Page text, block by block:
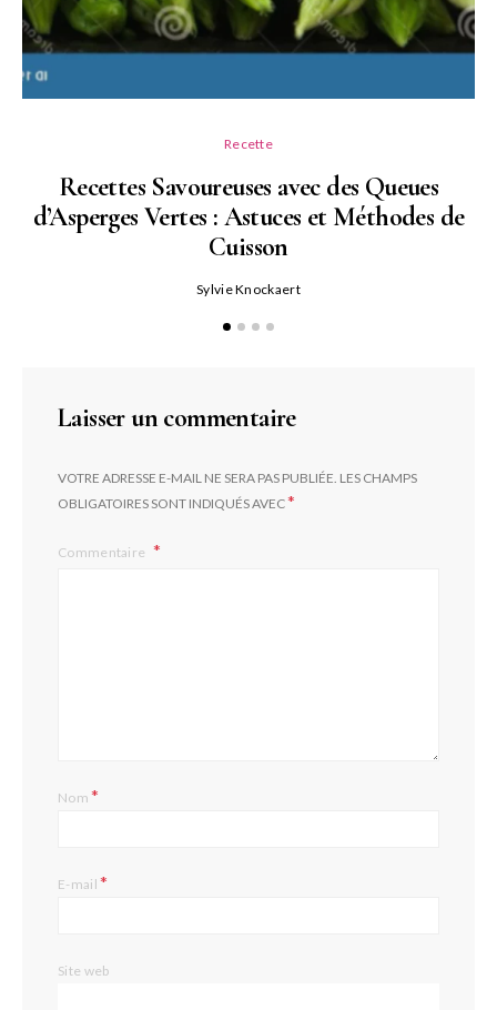
Recette
Recettes Savoureuses avec des Queues
d’Asperges Vertes : Astuces et Méthodes de
Cuisson
Sylvie Knockaert
Laisser un commentaire
VOTRE ADRESSE E-MAIL NE SERA PAS PUBLIÉE. LES CHAMPS
OBLIGATOIRES SONT INDIQUÉS AVEC*
Commentaire
Nom*
E-mail*
Site web